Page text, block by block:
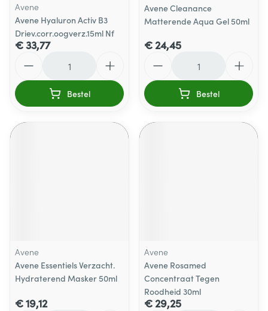
Avene
Avene Hyaluron Activ B3
Driev.corr.oogverz.15ml Nf
€ 33,77
Bestel
Avene Cleanance
Matterende Aqua Gel 50ml
€ 24,45
Bestel
Avene
Avene Essentiels Verzacht.
Hydraterend Masker 50ml
€ 19,12
Avene
Avene Rosamed
Concentraat Tegen
Roodheid 30ml
€ 29,25